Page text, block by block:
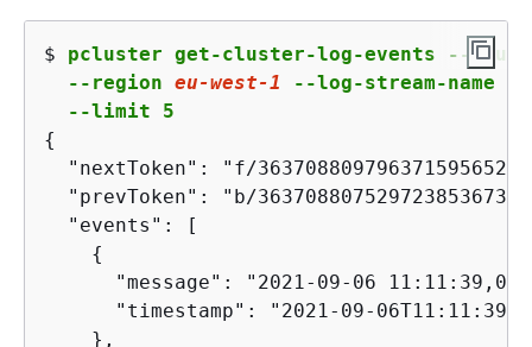
$ pcluster get-cluster-log-events --
  --region
eu-west-1 --log-stream-name
  --limit 5
{
"nextToken": "f/
"prevToken": "b/
  "events": [
{
"message": "2021-09-06
"timestamp": "2021-09-
    },